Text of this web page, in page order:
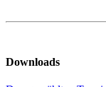
Downloads